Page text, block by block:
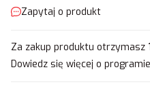
Zapytaj o produkt
Za zakup produktu otrzymasz
Dowiedz się więcej o